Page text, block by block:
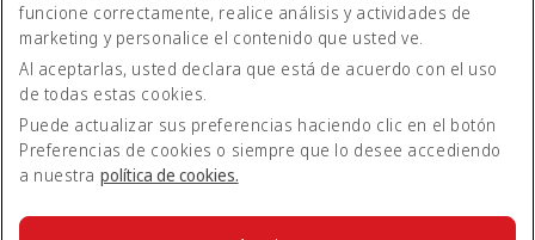
Declaración de accesibilidad
Contacte con nosotros
Política de privacidad
Condiciones generales
Política de cookies
Ciberseguridad
funcione correctamente, realice análisis y actividades de
marketing y personalice el contenido que usted ve.
Al aceptarlas, usted declara que está de acuerdo con el uso
de todas estas cookies.
Puede actualizar sus preferencias haciendo clic en el botón
Preferencias de cookies o siempre que lo desee accediendo
a nuestra política de cookies.